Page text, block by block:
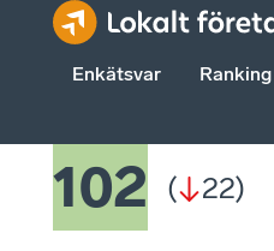
Enkätsvar Ranking
102 ( 22)